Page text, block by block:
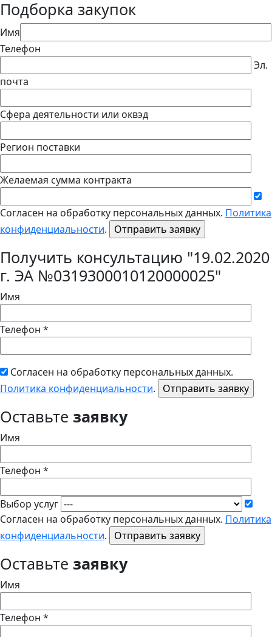
Подборка закупок
Имя
Телефон
Эл.
почта
Сфера деятельности или оквэд
Регион поставки
Желаемая сумма контракта
Согласен на обработку персональных данных. Политика
конфиденциальности.
Получить консультацию "19.02.2020
г. ЭА №0319300010120000025"
Имя
Телефон *
Согласен на обработку персональных данных.
Политика конфиденциальности.
Оставьте заявку
Имя
Телефон *
Выбор услуг
Согласен на обработку персональных данных. Политика
конфиденциальности.
Оставьте заявку
Имя
Телефон *